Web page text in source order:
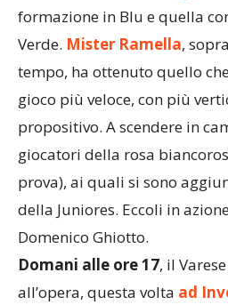
formazione in Blu e quella
Verde. Mister Ramella,
tempo, ha ottenuto quello
gioco più veloce, con più
propositivo. A scendere in
giocatori della rosa
prova), ai quali si sono
della Juniores. Eccoli in
Domenico Ghiotto.
Domani alle ore 17, il
all’opera, questa volta ad